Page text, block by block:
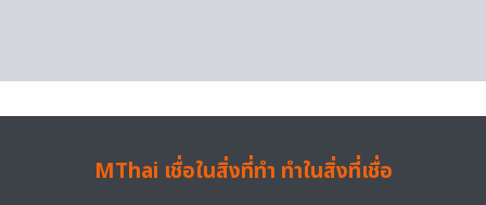
MThai เชื่อในสิ่งที่ทำ ทำในสิ่งที่เชื่อ